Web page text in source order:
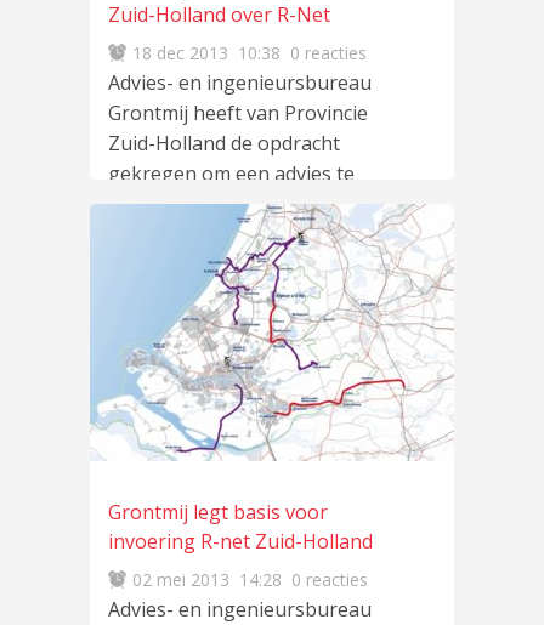
Zuid-Holland over R-Net
18 dec 2013 10:38 0 reacties
Advies- en ingenieursbureau
Grontmij heeft van Provincie
Zuid-Holland de opdracht
gekregen om een advies te
schrijven voor het beheer en
lees
Grontmij legt basis voor
invoering R-net Zuid-Holland
02 mei 2013 14:28 0 reacties
Advies- en ingenieursbureau